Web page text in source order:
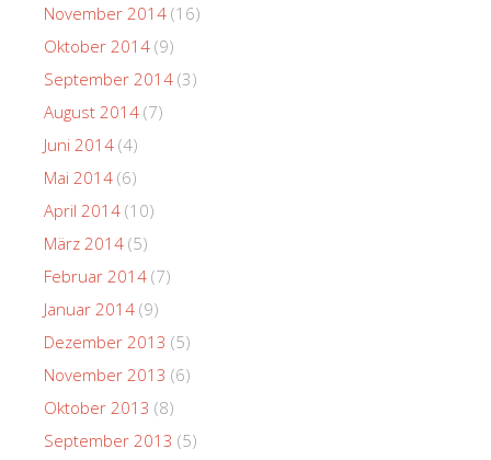
November 2014 (16)
Oktober 2014 (9)
September 2014 (3)
August 2014 (7)
Juni 2014 (4)
Mai 2014 (6)
April 2014 (10)
März 2014 (5)
Februar 2014 (7)
Januar 2014 (9)
Dezember 2013 (5)
November 2013 (6)
Oktober 2013 (8)
September 2013 (5)